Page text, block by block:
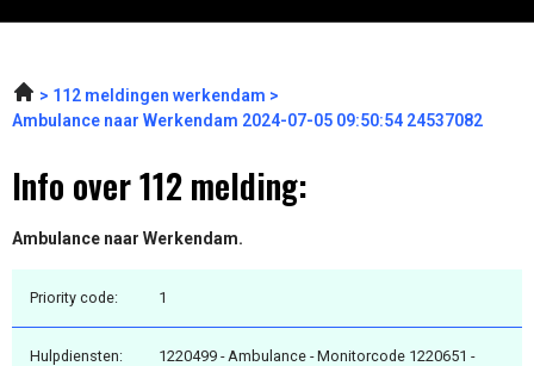
112 meldingen werkendam
Ambulance naar Werkendam 2024-07-05 09:50:54 24537082
Info over 112 melding:
Ambulance naar Werkendam.
Priority code: 1
Hulpdiensten:
1220499 - Ambulance - Monitorcode 1220651 -